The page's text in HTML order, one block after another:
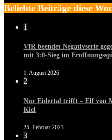
Beliebte Beiträge diese
1
VfR beendet Negativserie
mit 3:0-Sieg im
1. August 2026
2
Nur Eidertal trifft – Elf von
Kiel
25. Februar 2023
3